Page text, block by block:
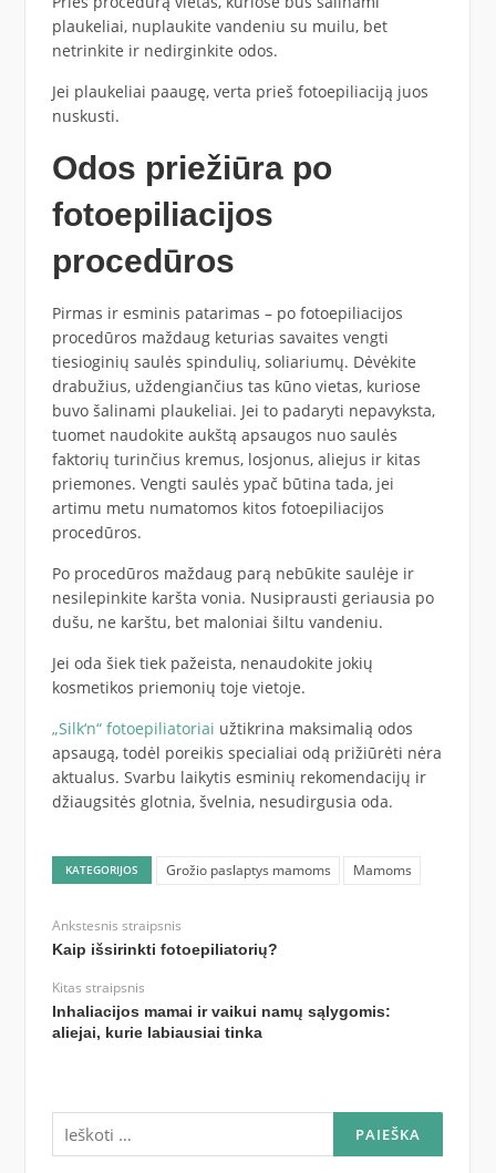
plaukeliai, nuplaukite vandeniu su muilu, bet
netrinkite ir nedirginkite odos.
Jei plaukeliai paaugę, verta prieš fotoepiliaciją juos
nuskusti.
Odos priežiūra po
fotoepiliacijos
procedūros
Pirmas ir esminis patarimas – po fotoepiliacijos
procedūros maždaug keturias savaites vengti
tiesioginių saulės spindulių, soliariumų. Dėvėkite
drabužius, uždengiančius tas kūno vietas, kuriose
buvo šalinami plaukeliai. Jei to padaryti nepavyksta,
tuomet naudokite aukštą apsaugos nuo saulės
faktorių turinčius kremus, losjonus, aliejus ir kitas
priemones. Vengti saulės ypač būtina tada, jei
artimu metu numatomos kitos fotoepiliacijos
procedūros.
Po procedūros maždaug parą nebūkite saulėje ir
nesilepinkite karšta vonia. Nusiprausti geriausia po
dušu, ne karštu, bet maloniai šiltu vandeniu.
Jei oda šiek tiek pažeista, nenaudokite jokių
kosmetikos priemonių toje vietoje.
„Silk‘n“ fotoepiliatoriai užtikrina maksimalią odos
apsaugą, todėl poreikis specialiai odą prižiūrėti nėra
aktualus. Svarbu laikytis esminių rekomendacijų ir
džiaugsitės glotnia, švelnia, nesudirgusia oda.
KATEGORIJOS Grožio paslaptys mamoms Mamoms
Ankstesnis straipsnis
Kaip išsirinkti fotoepiliatorių?
Kitas straipsnis
Inhaliacijos mamai ir vaikui namų sąlygomis:
aliejai, kurie labiausiai tinka
Ieškoti: